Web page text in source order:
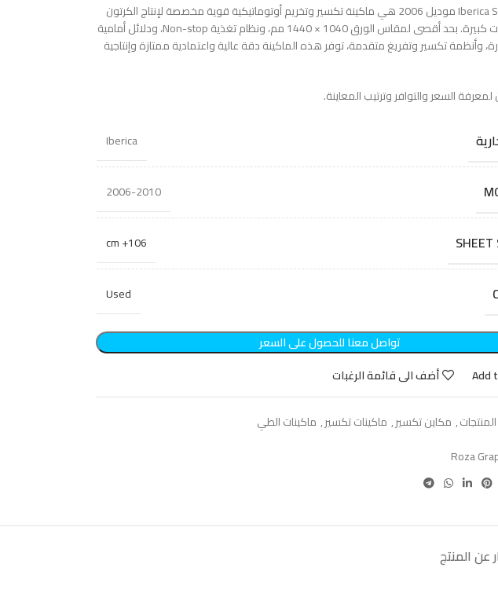
ماكينة Iberica SRK 144 موديل 2006 هي ماكينة تكسير وتخريم أوتوماتيكية قوية مخصصة لإنتاج الكرتون
والتغليف بكميات كبيرة. بحد أقصى لمقاس الورق 1040 × 1440 مم، ونظام تغذية Non-stop، ودلائل أمامية
وأنظمة تكسير وتفريغ متقدمة، توفر هذه الماكينة دقة عالية واعتمادية ممتازة وإنتاجية
السعر والتوافر وترتيب المعاينة.
Iberica
2006-2010
106+ cm
Used
تواصل معنا للحصول على السعر
Add
أضف الى قائمة الرغبات
, مكاين تكسير, ماكينات تكسير, ماكينات الطي
Roza
عن المنتج